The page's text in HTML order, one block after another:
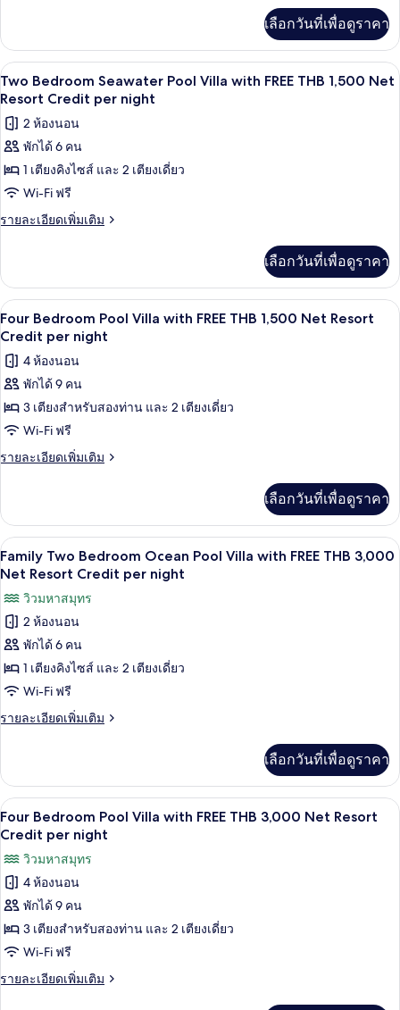
Villa
with
FREE
THB
1,500
Net
Resort
Credit
per
night
เกี่ยว
กับ
Family
Two
Ocean
Pool
with
FREE
1,500
per
night
เลือกวันที่เพื่อดูราคา
เปิด
ภาพถ่าย
ทั้งหมด
ของ
Two
Bedroom
Seawater
with
FREE
THB
1,500
Net
Resort
Credit
per
night
6
Two Bedroom Seawater Pool Villa with FREE THB 1,500 Net
Resort Credit per night
2 ห้องนอน
พักได้ 6 คน
1 เตียงคิงไซส์ และ 2 เตียงเดี่ยว
Wi-Fi ฟรี
รายละเอียดเพิ่มเติม
ราย
เกี่ยว
กับ
Two
Bedroom
Seawater
Pool
Villa
FREE
THB
Net
night
เลือกวันที่เพื่อดูราคา
เปิด
ภาพถ่าย
ทั้งหมด
ของ
Four
Bedroom
Pool
FREE
THB
1,500
Net
Resort
Credit
per
night
8
Four Bedroom Pool Villa with FREE THB 1,500 Net Resort
Credit per night
4 ห้องนอน
พักได้ 9 คน
3 เตียงสำหรับสองท่าน และ 2 เตียงเดี่ยว
Wi-Fi ฟรี
รายละเอียดเพิ่มเติม
ราย
เกี่ยว
กับ
Four
Bedroom
Villa
with
FREE
THB
1,500
Resort
Credit
per
เลือกวันที่เพื่อดูราคา
เปิด
ภาพถ่าย
ทั้งหมด
ของ
Family
Two
Bedroom
Ocean
Pool
with
FREE
THB
3,000
Net
Resort
Credit
per
night
5
Family Two Bedroom Ocean Pool Villa with FREE THB 3,000
Net Resort Credit per night
วิวมหาสมุทร
2 ห้องนอน
พักได้ 6 คน
1 เตียงคิงไซส์ และ 2 เตียงเดี่ยว
Wi-Fi ฟรี
รายละเอียดเพิ่มเติม
ราย
เกี่ยว
กับ
Family
Two
Bedroom
Ocean
Pool
Villa
with
FREE
3,000
Net
Resort
เลือกวันที่เพื่อดูราคา
เปิด
ภาพถ่าย
ทั้งหมด
ของ
Four
Bedroom
Pool
Villa
with
8
Four Bedroom Pool Villa with FREE THB 3,000 Net Resort
Credit per night
วิวมหาสมุทร
4 ห้องนอน
พักได้ 9 คน
3 เตียงสำหรับสองท่าน และ 2 เตียงเดี่ยว
Wi-Fi ฟรี
รายละเอียดเพิ่มเติม
ราย